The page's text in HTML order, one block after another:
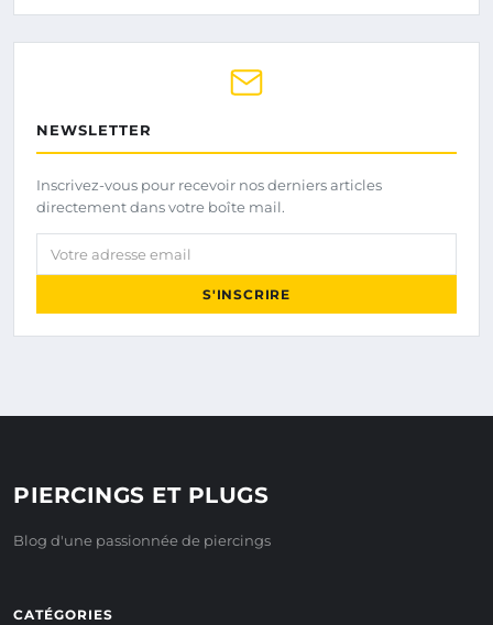
NEWSLETTER
Inscrivez-vous pour recevoir nos derniers articles
directement dans votre boîte mail.
Votre adresse email
S'INSCRIRE
PIERCINGS ET PLUGS
Blog d'une passionnée de piercings
CATÉGORIES